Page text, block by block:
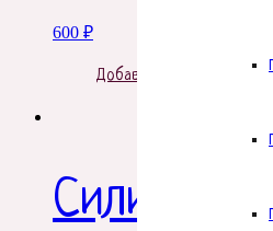
600 ₽
Добавить в корзину